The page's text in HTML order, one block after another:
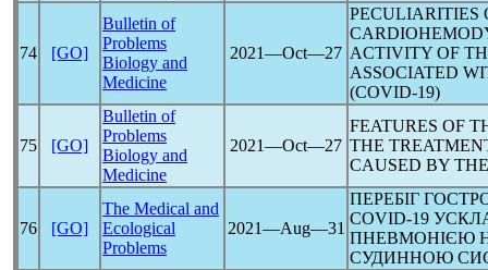
74 [GO]
Bulletin of
Problems
Biology and
Medicine
2021―Oct―27
PECULIARITIES
ACTIVITY OF
ASSOCIATED
(COVID-19)
75 [GO]
Bulletin of
Problems
Biology and
Medicine
2021―Oct―27
FEATURES OF
THE
CAUSED BY
76 [GO]
The Medical and
Ecological
Problems
2021―Aug―31
ПЕРЕБІГ
COVID-19
ПНЕВМОНІЄЮ
СУДИННОЮ